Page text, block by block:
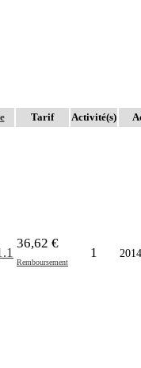
Tarif Activité(s)
36,62 €
Remboursement
1 2014